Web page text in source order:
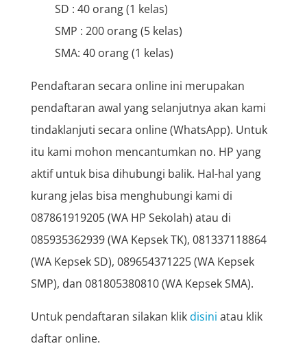
SD : 40 orang (1 kelas)
SMP : 200 orang (5 kelas)
SMA: 40 orang (1 kelas)
Pendaftaran secara online ini merupakan
pendaftaran awal yang selanjutnya akan kami
tindaklanjuti secara online (WhatsApp). Untuk
itu kami mohon mencantumkan no. HP yang
aktif untuk bisa dihubungi balik. Hal-hal yang
kurang jelas bisa menghubungi kami di
087861919205 (WA HP Sekolah) atau di
085935362939 (WA Kepsek TK), 081337118864
(WA Kepsek SD), 089654371225 (WA Kepsek
SMP), dan 081805380810 (WA Kepsek SMA).
Untuk pendaftaran silakan klikdisini atau klik
daftar online.